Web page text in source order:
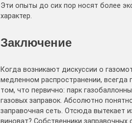
Эти опыты до сих пор носят более
характер.
Заключение
Когда возникают дискуссии о
медленном распространении, всегда
том, что первично: парк
газовых заправок. Абсолютно
заправочная сеть. Отсюда вытекает
виноват? Собственники заправочных